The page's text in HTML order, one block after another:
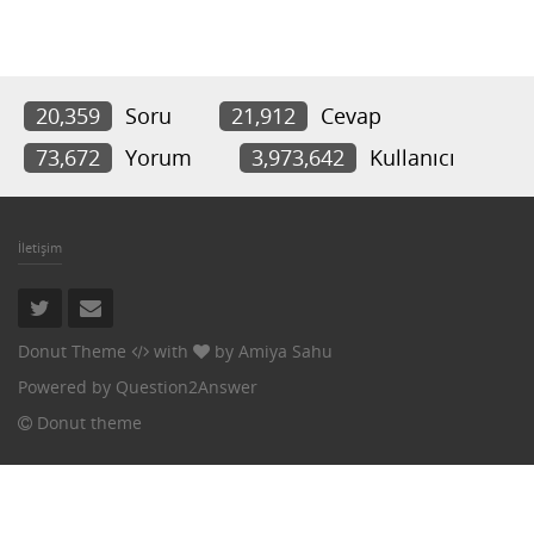
20,359 Soru 21,912
Cevap
73,672
Yorum 3,973,642 Kullanıcı
İletişim
Donut Theme with by Amiya Sahu
Powered by Question2Answer
Donut theme